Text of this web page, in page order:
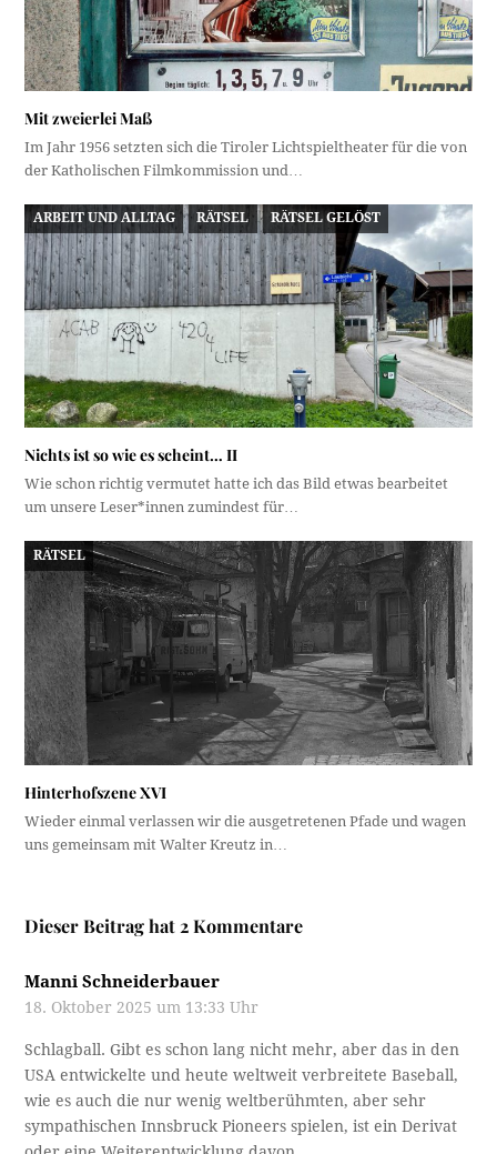
Mit zweierlei Maß
Im Jahr 1956 setzten sich die Tiroler Lichtspieltheater für die von
der Katholischen Filmkommission und…
ARBEIT UND ALLTAG RÄTSEL RÄTSEL GELÖST
Nichts ist so wie es scheint… II
Wie schon richtig vermutet hatte ich das Bild etwas bearbeitet
um unsere Leser*innen zumindest für…
RÄTSEL
Hinterhofszene XVI
Wieder einmal verlassen wir die ausgetretenen Pfade und wagen
uns gemeinsam mit Walter Kreutz in…
Dieser Beitrag hat 2 Kommentare
Manni Schneiderbauer
18. Oktober 2025 um 13:33 Uhr
Schlagball. Gibt es schon lang nicht mehr, aber das in den
USA entwickelte und heute weltweit verbreitete Baseball,
wie es auch die nur wenig weltberühmten, aber sehr
sympathischen Innsbruck Pioneers spielen, ist ein Derivat